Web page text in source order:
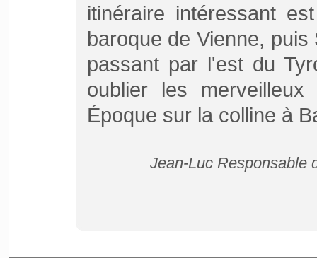
itinéraire intéressant
baroque de Vienne,
passant par l'est du
oublier les
Époque sur la colline à
Jean-Luc Responsable